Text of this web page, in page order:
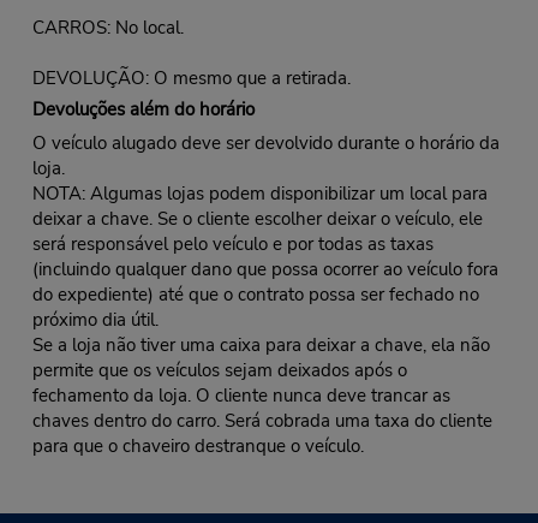
CARROS: No local.
DEVOLUÇÃO: O mesmo que a retirada.
Devoluções além do horário
O veículo alugado deve ser devolvido durante o horário da
loja.
NOTA: Algumas lojas podem disponibilizar um local para
deixar a chave. Se o cliente escolher deixar o veículo, ele
será responsável pelo veículo e por todas as taxas
(incluindo qualquer dano que possa ocorrer ao veículo fora
do expediente) até que o contrato possa ser fechado no
próximo dia útil.
Se a loja não tiver uma caixa para deixar a chave, ela não
permite que os veículos sejam deixados após o
fechamento da loja. O cliente nunca deve trancar as
chaves dentro do carro. Será cobrada uma taxa do cliente
para que o chaveiro destranque o veículo.